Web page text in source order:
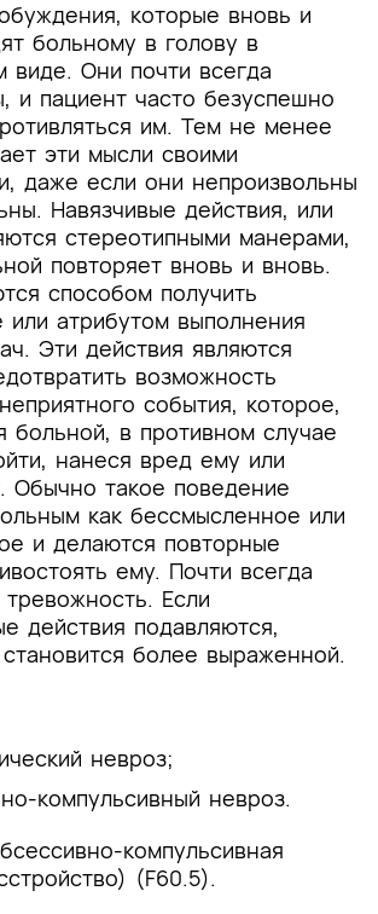
которые вновь и
больному в голову в
виде. Они почти всегда
и пациент часто безуспешно
им. Тем не менее
эти мысли своими
даже если они непроизвольны
Навязчивые действия, или
стереотипными манерами,
повторяет вновь и вновь.
способом получить
или атрибутом выполнения
Эти действия являются
возможность
события, которое,
больной, в противном случае
нанеся вред ему или
Обычно такое поведение
как бессмысленное или
и делаются повторные
ему. Почти всегда
тревожность. Если
действия подавляются,
более выраженной.
невроз;
компульсивный невроз.
компульсивная
(F60.5).